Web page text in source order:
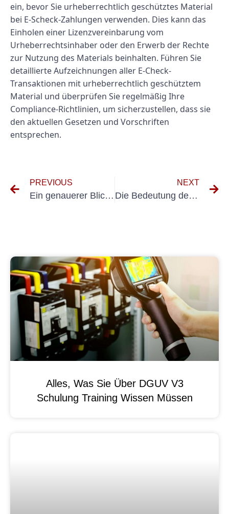
ein, bevor Sie urheberrechtlich geschütztes Material
bei E-Scheck-Zahlungen verwenden. Dies kann das
Einholen einer Lizenzvereinbarung vom
Urheberrechtsinhaber oder den Erwerb der Rechte
zur Nutzung des Materials beinhalten. Führen Sie
detaillierte Aufzeichnungen aller E-Check-
Transaktionen mit urheberrechtlich geschütztem
Material und überprüfen Sie regelmäßig Ihre
Compliance-Richtlinien, um sicherzustellen, dass sie
den aktuellen Gesetzen und Vorschriften
entsprechen.
PREVIOUS
Ein genauerer Blick auf die Anforderungen der DIN EN 62353 VDE 0751-1
NEXT
Die Bedeutung der DGUV V3-Prüfung für den Markenschutz verstehen
Alles, Was Sie Über DGUV V3
Schulung Training Wissen Müssen